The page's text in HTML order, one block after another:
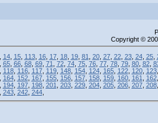
Copyright ©
14, 15, 113, 16, 17, 18, 19, 81 20, 27, 22, 23, 24, 25,
65, 66, 68, 69, 71 72, 74, 75, 76, 77, 78, 79, 80, 82,
118, 116, 117, 119, 148, 154, 124, 165, 122, 120, 123
164, 152, 167, 155, 156, 157, 158, 159, 160, 161 162
194, 197, 198, 201 203, 229, 204, 205, 206, 207, 208
243, 242, 244,